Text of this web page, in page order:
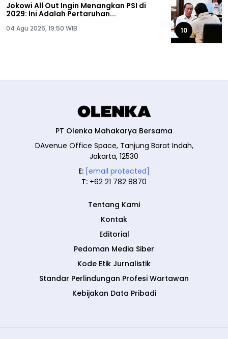
Jokowi All Out Ingin Menangkan PSI di
2029: Ini Adalah Pertaruhan...
04 Agu 2026, 19:50 WIB 10
PT Olenka Mahakarya Bersama
DAvenue Office Space, Tanjung Barat Indah,
Jakarta, 12530
E: [email protected]
T: +62 21 782 8870
Tentang Kami
Kontak
Editorial
Pedoman Media Siber
Kode Etik Jurnalistik
Standar Perlindungan Profesi Wartawan
Kebijakan Data Pribadi